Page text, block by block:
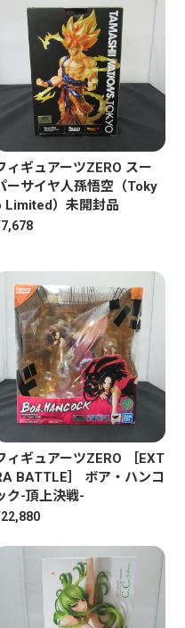
ィギュアーツZERO スー
ーサイヤ人孫悟空（Toky
Limited）未開封品
ィギュアーツZERO ［EXT
BATTLE］ ボア・ハンコ
ク-頂上決戦-